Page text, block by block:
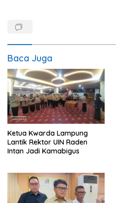
Baca Juga
Ketua Kwarda Lampung
Lantik Rektor UIN Raden
Intan Jadi Kamabigus